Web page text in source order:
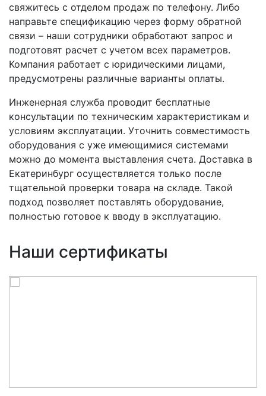
свяжитесь с отделом продаж по телефону. Либо
направьте спецификацию через форму обратной
связи – наши сотрудники обработают запрос и
подготовят расчет с учетом всех параметров.
Компания работает с юридическими лицами,
предусмотрены различные варианты оплаты.
Инженерная служба проводит бесплатные
консультации по техническим характеристикам и
условиям эксплуатации. Уточнить совместимость
оборудования с уже имеющимися системами
можно до момента выставления счета. Доставка в
Екатеринбург осуществляется только после
тщательной проверки товара на складе. Такой
подход позволяет поставлять оборудование,
полностью готовое к вводу в эксплуатацию.
Наши сертификаты